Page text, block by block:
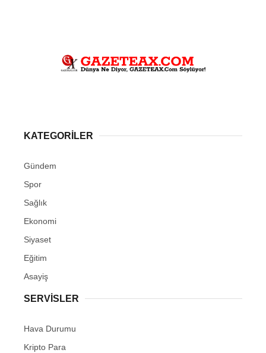
KATEGORİLER
Gündem
Spor
Sağlık
Ekonomi
Siyaset
Eğitim
Asayiş
SERVİSLER
Hava Durumu
Kripto Para